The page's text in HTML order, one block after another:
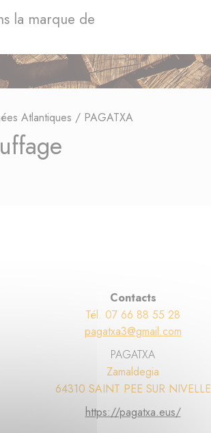
la marque de
Atlantiques / PAGATXA
Contacts
Tél. 07 66 88 55 28
pagatxa3@gmail.com
PAGATXA
Zamaldegia
64310 SAINT PEE SUR NIVELLE
https://pagatxa.eus/